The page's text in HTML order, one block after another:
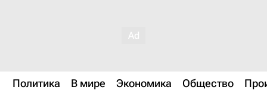
Политика В мире Экономика Общество